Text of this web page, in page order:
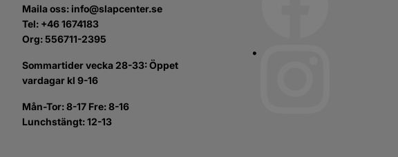
Maila oss: info@slapcenter.se
Tel: +46 1674183
Org: 556711-2395
Sommartider vecka 28-33: Öppet
vardagar kl 9-16
Mån-Tor: 8-17 Fre: 8-16
Lunchstängt: 12-13